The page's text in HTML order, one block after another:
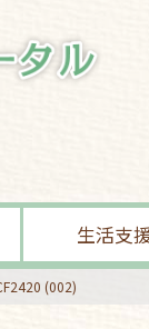
生活支
(002)